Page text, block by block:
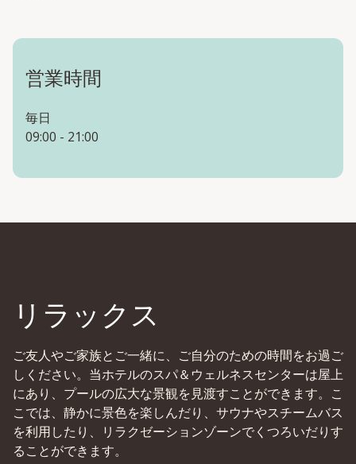
営業時間
毎日
09:00 - 21:00
リラックス
ご友人やご家族とご一緒に、ご自分のための時間をお過ご
しください。当ホテルのスパ＆ウェルネスセンターは屋上
にあり、プールの広大な景観を見渡すことができます。こ
こでは、静かに景色を楽しんだり、サウナやスチームバス
を利用したり、リラクゼーションゾーンでくつろいだりす
ることができます。